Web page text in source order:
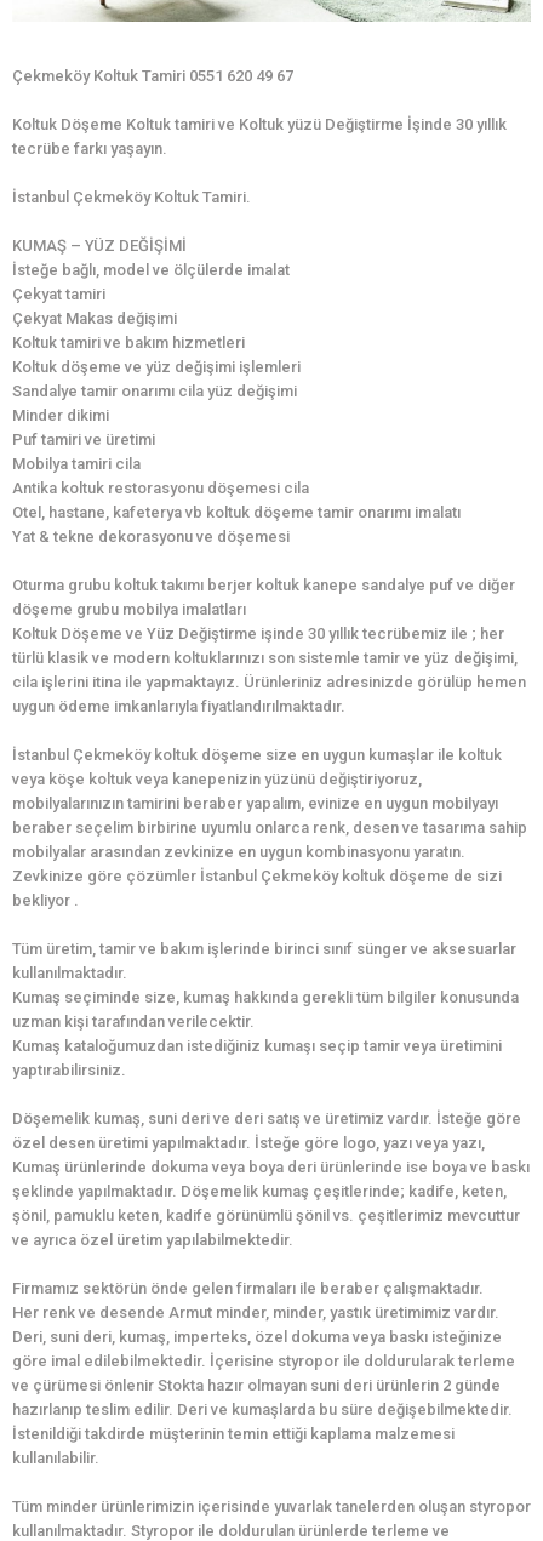
Çekmeköy Koltuk Tamiri 0551 620 49 67
Koltuk Döşeme Koltuk tamiri ve Koltuk yüzü Değiştirme İşinde 30 yıllık
tecrübe farkı yaşayın.
İstanbul Çekmeköy Koltuk Tamiri.
KUMAŞ – YÜZ DEĞİŞİMİ
İsteğe bağlı, model ve ölçülerde imalat
Çekyat tamiri
Çekyat Makas değişimi
Koltuk tamiri ve bakım hizmetleri
Koltuk döşeme ve yüz değişimi işlemleri
Sandalye tamir onarımı cila yüz değişimi
Minder dikimi
Puf tamiri ve üretimi
Mobilya tamiri cila
Antika koltuk restorasyonu döşemesi cila
Otel, hastane, kafeterya vb koltuk döşeme tamir onarımı imalatı
Yat & tekne dekorasyonu ve döşemesi
Oturma grubu koltuk takımı berjer koltuk kanepe sandalye puf ve diğer
döşeme grubu mobilya imalatları
Koltuk Döşeme ve Yüz Değiştirme işinde 30 yıllık tecrübemiz ile ; her
türlü klasik ve modern koltuklarınızı son sistemle tamir ve yüz değişimi,
cila işlerini itina ile yapmaktayız. Ürünleriniz adresinizde görülüp hemen
uygun ödeme imkanlarıyla fiyatlandırılmaktadır.
İstanbul Çekmeköy koltuk döşeme size en uygun kumaşlar ile koltuk
veya köşe koltuk veya kanepenizin yüzünü değiştiriyoruz,
mobilyalarınızın tamirini beraber yapalım, evinize en uygun mobilyayı
beraber seçelim birbirine uyumlu onlarca renk, desen ve tasarıma sahip
mobilyalar arasından zevkinize en uygun kombinasyonu yaratın.
Zevkinize göre çözümler İstanbul Çekmeköy koltuk döşeme de sizi
bekliyor .
Tüm üretim, tamir ve bakım işlerinde birinci sınıf sünger ve aksesuarlar
kullanılmaktadır.
Kumaş seçiminde size, kumaş hakkında gerekli tüm bilgiler konusunda
uzman kişi tarafından verilecektir.
Kumaş kataloğumuzdan istediğiniz kumaşı seçip tamir veya üretimini
yaptırabilirsiniz.
Döşemelik kumaş, suni deri ve deri satış ve üretimiz vardır. İsteğe göre
özel desen üretimi yapılmaktadır. İsteğe göre logo, yazı veya yazı,
Kumaş ürünlerinde dokuma veya boya deri ürünlerinde ise boya ve baskı
şeklinde yapılmaktadır. Döşemelik kumaş çeşitlerinde; kadife, keten,
şönil, pamuklu keten, kadife görünümlü şönil vs. çeşitlerimiz mevcuttur
ve ayrıca özel üretim yapılabilmektedir.
Firmamız sektörün önde gelen firmaları ile beraber çalışmaktadır.
Her renk ve desende Armut minder, minder, yastık üretimimiz vardır.
Deri, suni deri, kumaş, imperteks, özel dokuma veya baskı isteğinize
göre imal edilebilmektedir. İçerisine styropor ile doldurularak terleme
ve çürümesi önlenir Stokta hazır olmayan suni deri ürünlerin 2 günde
hazırlanıp teslim edilir. Deri ve kumaşlarda bu süre değişebilmektedir.
İstenildiği takdirde müşterinin temin ettiği kaplama malzemesi
kullanılabilir.
Tüm minder ürünlerimizin içerisinde yuvarlak tanelerden oluşan styropor
kullanılmaktadır. Styropor ile doldurulan ürünlerde terleme ve